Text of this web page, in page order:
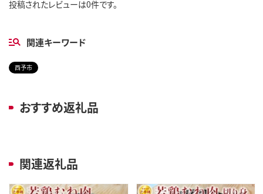
投稿されたレビューは0件です。
関連キーワード
西予市
おすすめ返礼品
関連返礼品